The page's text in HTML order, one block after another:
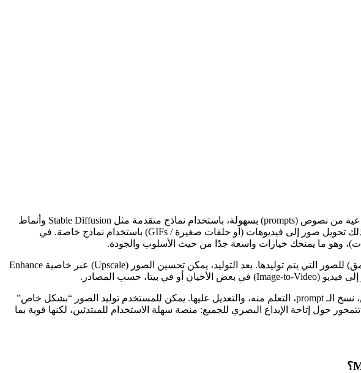
هي منصة عبر الويب مدعومة بالذكاء الاصطناعي تتيح للمستخدمين توليد صور وفيديوهات وجلسات إبداعية من نصوص (prompts) بسهولة، باستخدام نماذج متقدمة مثل Stable Diffusion وأنماط
متعددة، دون الحاجة لتثبيت أي برنامج محلي. المنصة مصمّمة لتكون مرنة وشاملة: تتيح التوليد من نص إلى صورة، وكذلك تحويل صور إلى فيديوهات (أو حلقات صغيرة / GIFs) باستخدام نماذج خاصة. في
المنصة تدعم أدوات متقدمة جدًا مثل LoRA و ControlNet، مما يتيح تحكّمًا دقيقًا في التكوين (الشكل / الوضعية / العمق) للصور التي يتم توليدها. بعد التوليد، يمكن تحسين الصور (Upscale) عبر خاصية Enhance
تعتبر Mage.community جزءًا كبيرًا من التجربة: يوجد قسم استكشاف (Explore) حيث يمكنك مشاهدة أعمال الآخرين، نسخ الـ prompt، التعلم منه، والتعديل عليها. يمكن للمستخدم توليد الصور “بشكل خاص”
(Private) بحيث لا تكون مرئية للجميع، وهذا مهم إذا كنت تعمل على مشروع خاص أو تصميم حساس. هوية Mage.space تتمحور حول إتاحة الإبداع البصري للجميع: منصة سهلة الاستخدام للمبتدئين، لكنها قوية بما